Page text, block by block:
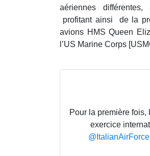
aériennes
profitant ainsi de la
avions HMS Queen
l’US Marine Corps
Pour la première fois,
exercice
@ItalianAirForce